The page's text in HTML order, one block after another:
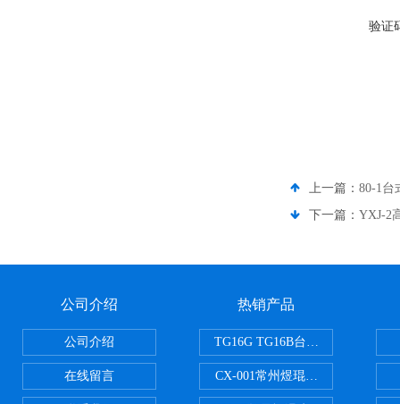
验证
上一篇： 80-1台
下一篇： YXJ-2
公司介绍
公司介绍
在线留言
热销产品
TG16G TG16B台式高速离心机
CX-001常州煜琨电热铝块加热器